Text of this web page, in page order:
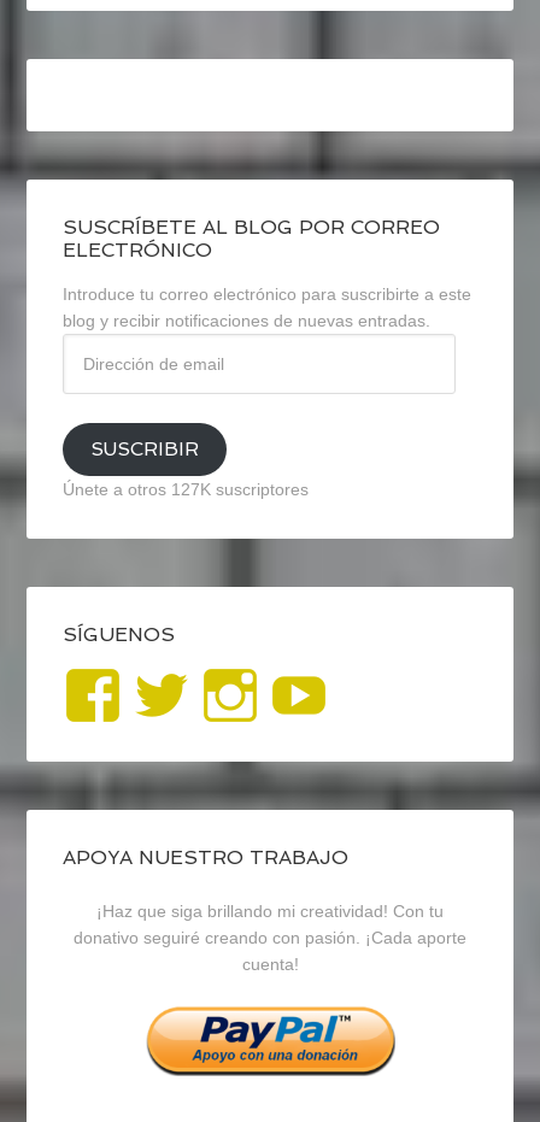
SUSCRÍBETE AL BLOG POR CORREO
ELECTRÓNICO
Introduce tu correo electrónico para suscribirte a este
blog y recibir notificaciones de nuevas entradas.
email
SUSCRIBIR
Únete a otros 127K suscriptores
SÍGUENOS
Ver
perfil
de
blogrecursosep
en
Facebook
Ver
perfil
de
recursosep
en
Twitter
Ver
perfil
de
recursosep
en
Instagram
APOYA NUESTRO TRABAJO
¡Haz que siga brillando mi creatividad! Con tu
donativo seguiré creando con pasión. ¡Cada aporte
cuenta!